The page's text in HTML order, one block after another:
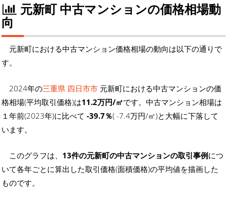
元新町 中古マンションの価格相場動
向
元新町における中古マンション価格相場の動向は以下の通りで
す。
2024年の三重県 四日市市 元新町における中古マンションの価
格相場(平均取引価格)は11.2万円/㎡です。中古マンション相場は
１年前(2023年)に比べて -39.7％( -7.4万円/㎡)と大幅に下落して
います。
このグラフは、 13件の元新町の中古マンションの取引事例につ
いて各年ごとに算出した取引価格(面積価格)の平均値を描画した
ものです。